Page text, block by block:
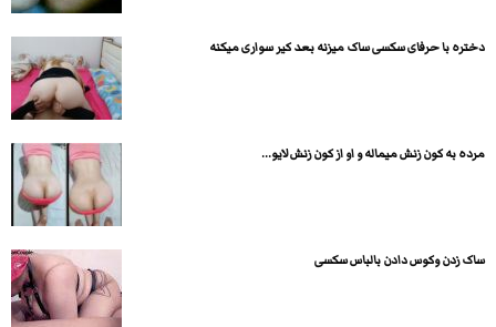
دختره با حرفای سکسی ساک میزنه بعد کیر سواری میکنه
مرده به کون زنش میماله و او از کون زنش لایو...
ساک زدن وکوس دادن بالباس سکسی